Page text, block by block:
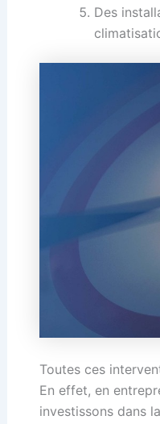
Des
Toutes ces
En effet, en
investissons dans